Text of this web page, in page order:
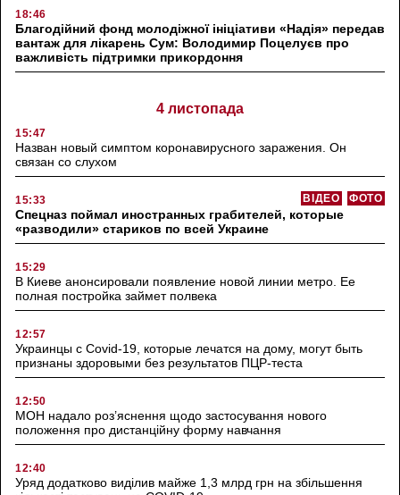
18:46
Благодійний фонд молодіжної ініціативи «Надія» передав
вантаж для лікарень Сум: Володимир Поцелуєв про
важливість підтримки прикордоння
4 листопада
15:47
Назван новый симптом коронавирусного заражения. Он
связан со слухом
15:33 ФОТО
ВІДЕО
Спецназ поймал иностранных грабителей, которые
«разводили» стариков по всей Украине
15:29
В Киеве анонсировали появление новой линии метро. Ее
полная постройка займет полвека
12:57
Украинцы с Covid-19, которые лечатся на дому, могут быть
признаны здоровыми без результатов ПЦР-теста
12:50
МОН надало роз’яснення щодо застосування нового
положення про дистанційну форму навчання
12:40
Уряд додатково виділив майже 1,3 млрд грн на збільшення